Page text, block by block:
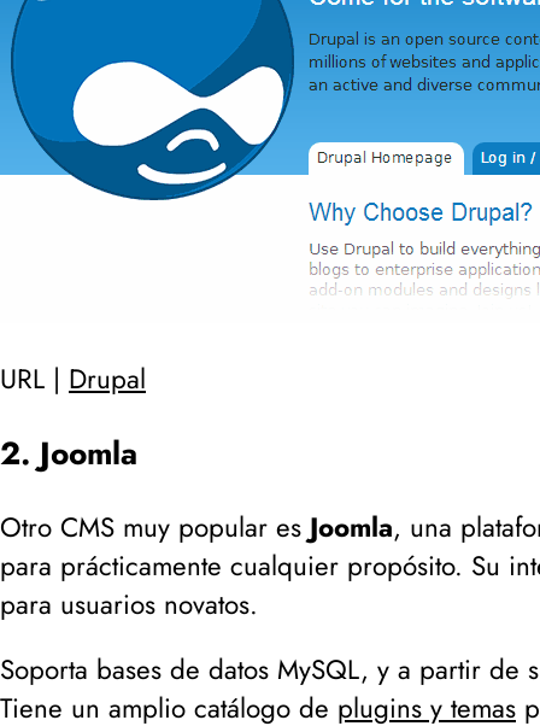
URL | Drupal
2. Joomla
Otro CMS muy popular es Joomla, una
para prácticamente cualquier propósito. Su
para usuarios novatos.
Soporta bases de datos MySQL, y a partir de
Tiene un amplio catálogo de plugins y temas